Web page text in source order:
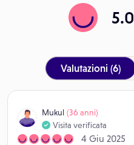
5.0
Valutazioni (6)
Mukul (36 anni)
4 Giu 2025
Visita verificata